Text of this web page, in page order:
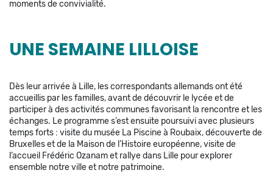
moments de convivialité.
UNE SEMAINE LILLOISE
Dès leur arrivée à Lille, les correspondants allemands ont été
accueillis par les familles, avant de découvrir le lycée et de
participer à des activités communes favorisant la rencontre et les
échanges. Le programme s’est ensuite poursuivi avec plusieurs
temps forts : visite du musée La Piscine à Roubaix, découverte de
Bruxelles et de la Maison de l’Histoire européenne, visite de
l’accueil Frédéric Ozanam et rallye dans Lille pour explorer
ensemble notre ville et notre patrimoine.